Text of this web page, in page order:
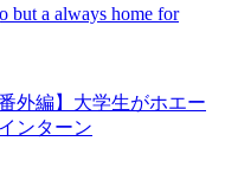
but a always home for
外編】大学生がホエー
ンターン